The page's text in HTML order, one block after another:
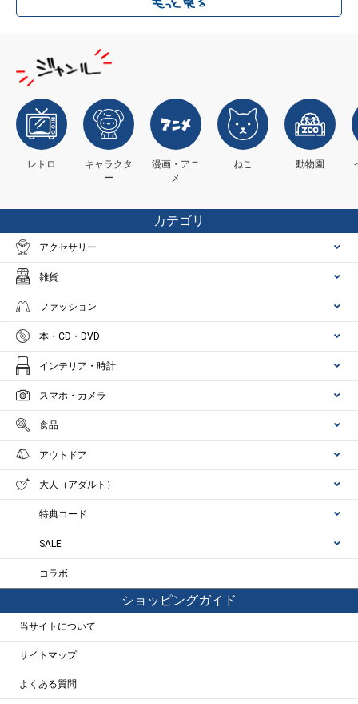
レトロ
キャラクタ
ー
漫画・アニ
メ
ねこ 動物園
カテゴリ
アクセサリー
雑貨
ファッション
本・CD・DVD
インテリア・時計
スマホ・カメラ
食品
アウトドア
大人（アダルト）
特典コード
SALE
コラボ
ショッピングガイド
当サイトについて
サイトマップ
よくある質問